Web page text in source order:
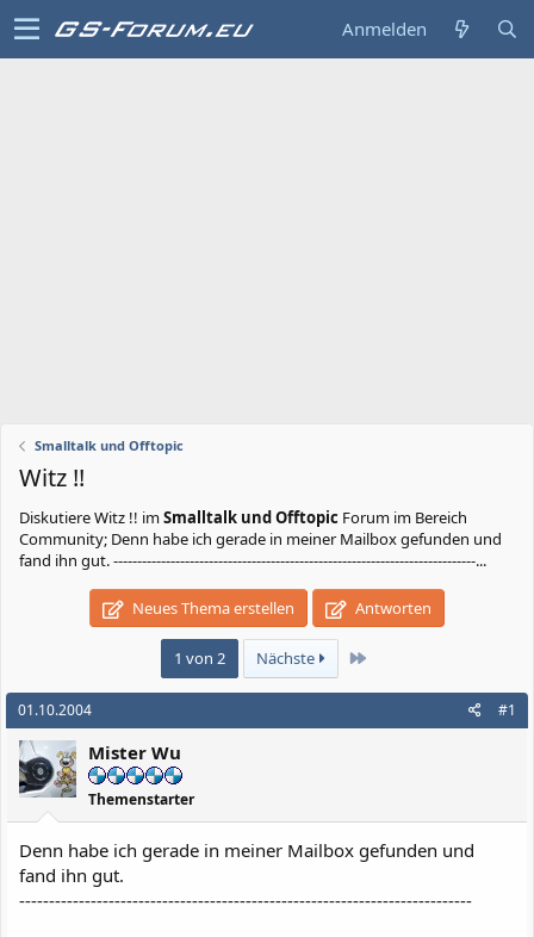
Anmelden
Smalltalk und Offtopic
Witz !!
DiskutiereWitz !! imSmalltalk und Offtopic Forum im Bereich
Community; Denn habe ich gerade in meiner Mailbox gefunden und
fand ihn gut. ----------------------------------------------------------------------------...
Neues Thema erstellen Antworten
1 von 2 Nächste Letzte
01.10.2004 #1
Mister Wu
Themenstarter
Denn habe ich gerade in meiner Mailbox gefunden und
fand ihn gut.
----------------------------------------------------------------------------